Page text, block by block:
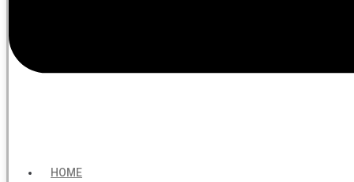
HOME